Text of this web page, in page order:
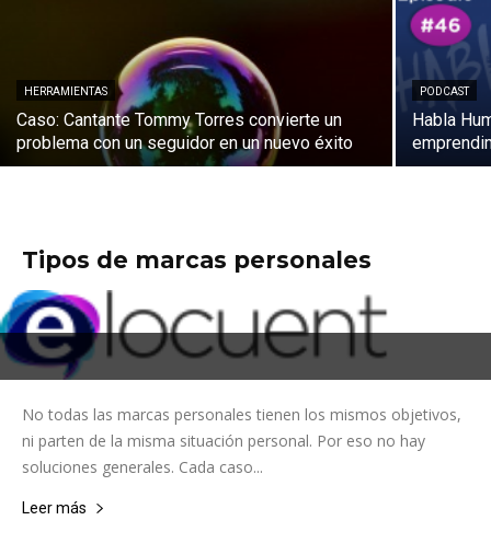
HERRAMIENTAS
Caso: Cantante Tommy Torres convierte un
problema con un seguidor en un nuevo éxito
PODCAST
Habla
Tipos de marcas personales
No todas las marcas personales tienen los mismos objetivos,
ni parten de la misma situación personal. Por eso no hay
soluciones generales. Cada caso...
Leer más